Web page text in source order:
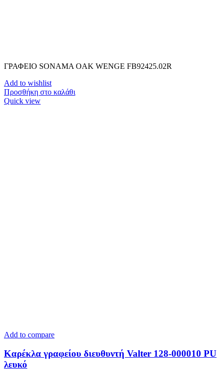
ΓΡΑΦΕΙΟ SONAMA OAK WENGE FB92425.02R
Add to wishlist
Προσθήκη στο καλάθι
Quick view
Add to compare
Καρέκλα γραφείου διευθυντή Valter 128-000010 PU
λευκό